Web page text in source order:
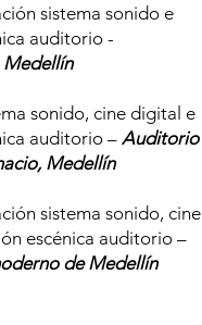
sistema sonido e
auditorio -
Medellín
sonido, cine digital e
auditorio –Auditorio
Medellín
sistema sonido, cine
escénica auditorio –
de Medellín